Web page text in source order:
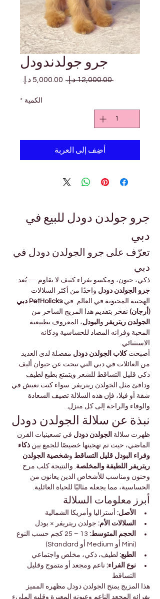
جرو جولدندودل
‏12,000.00 د.إ.‏
سعر
الكمية *
أضِف إلى العربة
جرو جولدن دودل للبيع في
دبي
تعرّف على جرو الجولدن دودل في
دبي
ذكي، حنون، ومكسو بفراء كثيف لا يقاوم — يُعد
جرو الجولدن دودل واحدًا من أكثر السلالات
الهجينة المحبوبة في العالم. في
PetHolicks دبي
(أرجان) نفخر بتقديم هذا المزيج الساحر من
الجولدن ريتريفر و البودل، المعروف بطبيعته
المحبة وفرائه المضاد للحساسية وذكائه
الاستثنائي.
أصبحت كلاب الجولدن دودل مفضلة لدى العديد
من العائلات في دبي التي تبحث عن حيوان أليف
ذكي قليل التساقط للشعر ويتمتع بطبع لطيف
ودافئ مثل الجولدن ريتريفر. سواء كنت تعيش في
شقة أو فيلا، فإن هذه السلالة تضيف السعادة
والوفاء والراحة إلى كل منزل.
نبذة عن سلالة الجولدن دودل
ظهرت سلالة الجولدن دودل في تسعينيات القرن
الماضي، حيث تم تهجينها خصيصًا للجمع بين ذكاء
وفراء البودل قليل التساقط وشخصية الجولدن
ريتريفر اللطيفة والمخلصة. والنتيجة كلب مرح
وحنون ومناسب للأشخاص الذين يعانون من
الحساسية، مما يجعله مثاليًا للحياة العائلية.
أبرز معلومات السلالة
الأصل: أستراليا وأمريكا الشمالية
السلالات الأم: جولدن ريتريفر × بودل
الحجم المتوسط:
13 – 25 كجم حسب النوع
(Mini أو Medium أو Standard)
الطبع: لطيف، ذكي، مخلص واجتماعي
نوع الفراء: ناعم ومجعد أو متموج وقليل
التساقط
هذا المزيج يمنح الجولدن دودل مظهره المميز
بفرائه المجعد الناعم وعيونه المعبرة وقلبه المليء